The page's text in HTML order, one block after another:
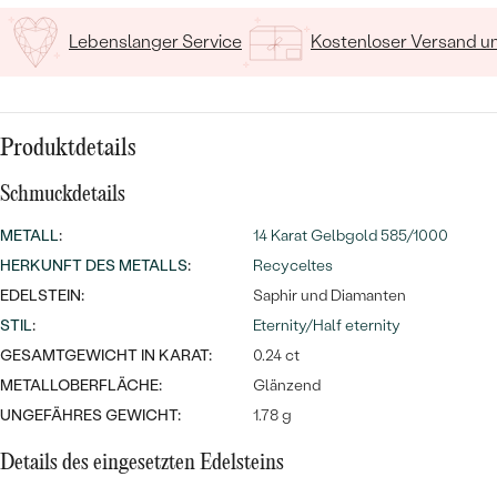
Meistverkaufte
Eheringe
MIT EDELSTEIN
PLATIN
SILBER
EDELSTEINSCHMUCK
PERLENSCHMUCK
PERSONALISIERT
SYMBOLISCH
MINIMALISTISCH
NACH ANLASS
PREISWERTE
Lebenslanger Service Kostenloser Versand
Produktdetails
Schmuckdetails
METALL:
14 Karat Gelbgold 585/1000
HERKUNFT DES METALLS:
Recyceltes
EDELSTEIN:
Saphir und Diamanten
STIL:
Eternity/Half eternity
GESAMTGEWICHT IN KARAT:
0.24 ct
METALLOBERFLÄCHE:
Glänzend
UNGEFÄHRES GEWICHT:
1.78 g
Details des eingesetzten Edelsteins